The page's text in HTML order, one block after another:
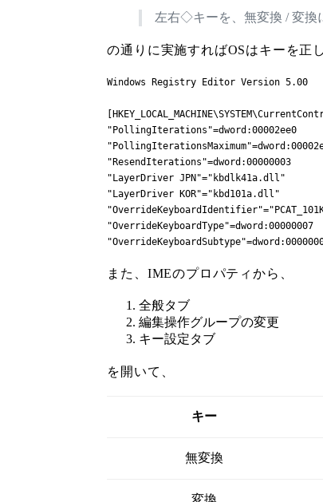
左右◇キーを、無変換 / 変換
の通りに実施すればOSはキーを正
Windows Registry Editor Version 5.00
"PollingIterations"=dword:00002ee0
"ResendIterations"=dword:00000003
"LayerDriver JPN"="kbdlk41a.dll"
"LayerDriver KOR"="kbd101a.dll"
"OverrideKeyboardType"=dword:00000007
また、IMEのプロパティから、
全般タブ
編集操作グループの変更
キー設定タブ
を開いて、
キー
無変換
変換